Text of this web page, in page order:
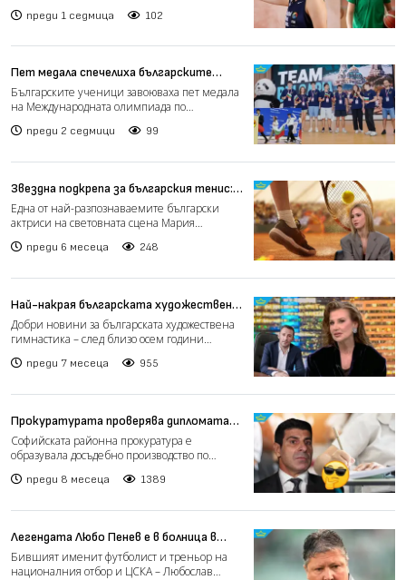
преди 1 седмица 102
Пет медала спечелиха българските
ученици на Международната олимпиада
по икономика в Китай
Българските ученици завоюваха пет медала
на Международната олимпиада по
преди 2 седмици 99
Звездна подкрепа за българския тенис:
Мария Бакалова с призив към феновете
Една от най-разпознаваемите български
актриси на световната сцена Мария
преди 6 месеца 248
Най-накрая българската художествена
гимнастика ще има нова зала
Добри новини за българската художествена
гимнастика – след близо осем години
преди 7 месеца 955
Прокуратурата проверява дипломата
за средно образование на Гонзо
Софийската районна прокуратура е
образувала досъдебно производство по
преди 8 месеца 1389
Легендата Любо Пенев е в болница в
Германия, борят се за живота му
Бившият именит футболист и треньор на
националния отбор и ЦСКА – Любослав